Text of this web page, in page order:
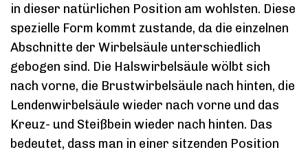
in dieser natürlichen Position am wohlsten. Diese
spezielle Form kommt zustande, da die einzelnen
Abschnitte der Wirbelsäule unterschiedlich
gebogen sind. Die Halswirbelsäule wölbt sich
nach vorne, die Brustwirbelsäule nach hinten, die
Lendenwirbelsäule wieder nach vorne und das
Kreuz- und Steißbein wieder nach hinten. Das
bedeutet, dass man in einer sitzenden Position